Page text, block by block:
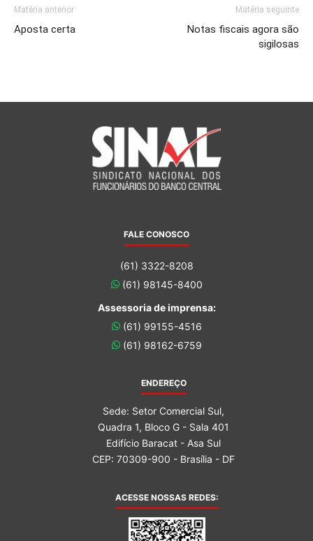
Matéria anterior
Aposta certa
Matéria seguinte
Notas fiscais agora são
sigilosas
FALE CONOSCO
(61) 3322-8208
(61) 98145-8400
Assessoria de imprensa:
(61) 99155-4516
(61) 98162-6759
ENDEREÇO
Sede: Setor Comercial Sul,
Quadra 1, Bloco G - Sala 401
Edifício Baracat - Asa Sul
CEP: 70309-900 - Brasília - DF
ACESSE NOSSAS REDES: